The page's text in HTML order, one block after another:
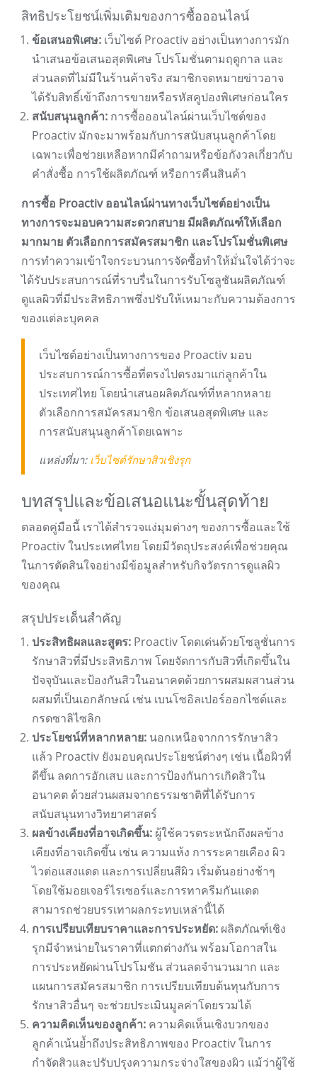
สิทธิประโยชน์เพิ่มเติมของการซื้อออนไลน์
ข้อเสนอพิเศษ: เว็บไซต์ Proactiv อย่างเป็นทางการมัก
นำเสนอข้อเสนอสุดพิเศษ โปรโมชั่นตามฤดูกาล และ
ส่วนลดที่ไม่มีในร้านค้าจริง สมาชิกจดหมายข่าวอาจ
ได้รับสิทธิ์เข้าถึงการขายหรือรหัสคูปองพิเศษก่อนใคร
สนับสนุนลูกค้า: การซื้อออนไลน์ผ่านเว็บไซต์ของ
Proactiv มักจะมาพร้อมกับการสนับสนุนลูกค้าโดย
เฉพาะเพื่อช่วยเหลือหากมีคำถามหรือข้อกังวลเกี่ยวกับ
คำสั่งซื้อ การใช้ผลิตภัณฑ์ หรือการคืนสินค้า
การซื้อ Proactiv ออนไลน์ผ่านทางเว็บไซต์อย่างเป็น
ทางการจะมอบความสะดวกสบาย มีผลิตภัณฑ์ให้เลือก
มากมาย ตัวเลือกการสมัครสมาชิก และโปรโมชั่นพิเศษ
การทำความเข้าใจกระบวนการจัดซื้อทำให้มั่นใจได้ว่าจะ
ได้รับประสบการณ์ที่ราบรื่นในการรับโซลูชันผลิตภัณฑ์
ดูแลผิวที่มีประสิทธิภาพซึ่งปรับให้เหมาะกับความต้องการ
ของแต่ละบุคคล
เว็บไซต์อย่างเป็นทางการของ Proactiv มอบ
ประสบการณ์การซื้อที่ตรงไปตรงมาแก่ลูกค้าใน
ประเทศไทย โดยนำเสนอผลิตภัณฑ์ที่หลากหลาย
ตัวเลือกการสมัครสมาชิก ข้อเสนอสุดพิเศษ และ
การสนับสนุนลูกค้าโดยเฉพาะ
แหล่งที่มา: เว็บไซต์รักษาสิวเชิงรุก
บทสรุปและข้อเสนอแนะขั้นสุดท้าย
ตลอดคู่มือนี้ เราได้สำรวจแง่มุมต่างๆ ของการซื้อและใช้
Proactiv ในประเทศไทย โดยมีวัตถุประสงค์เพื่อช่วยคุณ
ในการตัดสินใจอย่างมีข้อมูลสำหรับกิจวัตรการดูแลผิว
ของคุณ
สรุปประเด็นสำคัญ
ประสิทธิผลและสูตร: Proactiv โดดเด่นด้วยโซลูชั่นการ
รักษาสิวที่มีประสิทธิภาพ โดยจัดการกับสิวที่เกิดขึ้นใน
ปัจจุบันและป้องกันสิวในอนาคตด้วยการผสมผสานส่วน
ผสมที่เป็นเอกลักษณ์ เช่น เบนโซอิลเปอร์ออกไซด์และ
กรดซาลิไซลิก
ประโยชน์ที่หลากหลาย: นอกเหนือจากการรักษาสิว
แล้ว Proactiv ยังมอบคุณประโยชน์ต่างๆ เช่น เนื้อผิวที่
ดีขึ้น ลดการอักเสบ และการป้องกันการเกิดสิวใน
อนาคต ด้วยส่วนผสมจากธรรมชาติที่ได้รับการ
สนับสนุนทางวิทยาศาสตร์
ผลข้างเคียงที่อาจเกิดขึ้น: ผู้ใช้ควรตระหนักถึงผลข้าง
เคียงที่อาจเกิดขึ้น เช่น ความแห้ง การระคายเคือง ผิว
ไวต่อแสงแดด และการเปลี่ยนสีผิว เริ่มต้นอย่างช้าๆ
โดยใช้มอยเจอร์ไรเซอร์และการทาครีมกันแดด
สามารถช่วยบรรเทาผลกระทบเหล่านี้ได้
การเปรียบเทียบราคาและการประหยัด: ผลิตภัณฑ์เชิง
รุกมีจำหน่ายในราคาที่แตกต่างกัน พร้อมโอกาสใน
การประหยัดผ่านโปรโมชัน ส่วนลดจำนวนมาก และ
แผนการสมัครสมาชิก การเปรียบเทียบต้นทุนกับการ
รักษาสิวอื่นๆ จะช่วยประเมินมูลค่าโดยรวมได้
ความคิดเห็นของลูกค้า: ความคิดเห็นเชิงบวกของ
ลูกค้าเน้นย้ำถึงประสิทธิภาพของ Proactiv ในการ
กำจัดสิวและปรับปรุงความกระจ่างใสของผิว แม้ว่าผู้ใช้